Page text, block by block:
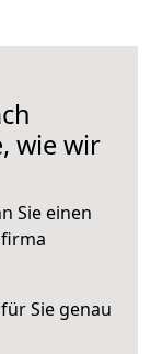
wie wir
Sie einen
Sie genau